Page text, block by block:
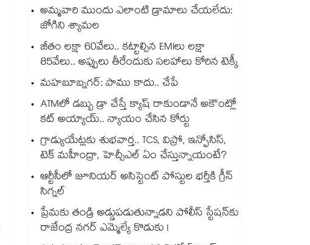
అమ్మవారి ముందు ఎలాంటి డ్రామాలు చేయలేదు:
జోగిని శ్యామల
జీతం లక్షా 60వేలు.. కట్టాల్సిన EMIలు లక్షా
85వేలు.. అప్పులు తీరేందుకు సలహాలు కోరిన టెక్కీ
మహబూబ్నగర్: పాము కాదు.. చేపే
ATMలో డబ్బు డ్రా చేస్తే క్యాష్ రాకుండానే అకౌంట్లో
కట్ అయ్యాయ్.. న్యాయం చేసిన కోర్టు
గ్రాడ్యుయేట్లకు శుభవార్త.. TCS, విప్రో, ఇన్ఫోసిస్,
టెక్ మహీంద్రా, హెచ్సీఎల్ ఏం చేస్తున్నాయంటే?
ఆర్టీసీలో జూనియర్ అసిస్టెంట్‌‌ పోస్టుల భర్తీకి గ్రీన్‌‌
సిగ్నల్
ప్రేమకు తండ్రి అడ్డుపడుతున్నాడని పోలీస్ స్టేషన్⁪కు
రాజేంద్ర నగర్ ఎమ్మెల్యే కొడుకు !